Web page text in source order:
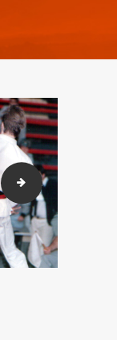
Dalan) (53)
Boğaziçi Karate